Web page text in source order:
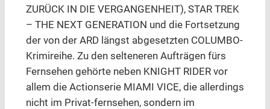
ZURÜCK IN DIE VERGANGENHEIT), STAR TREK
– THE NEXT GENERATION und die Fortsetzung
der von der ARD längst abgesetzten COLUMBO-
Krimireihe. Zu den selteneren Aufträgen fürs
Fernsehen gehörte neben KNIGHT RIDER vor
allem die Actionserie MIAMI VICE, die allerdings
nicht im Privat-fernsehen, sondern im